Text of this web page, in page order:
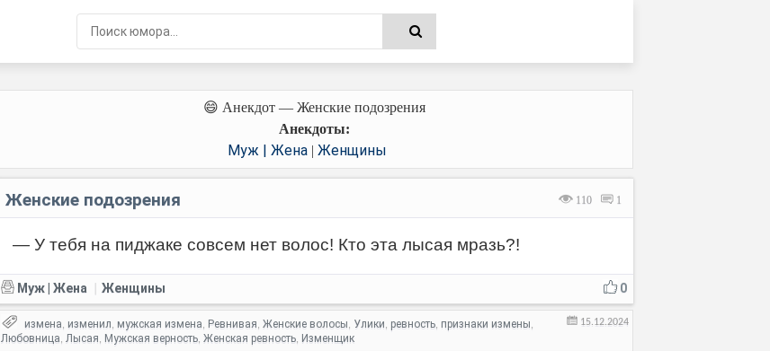
😄 Анекдот — Женские подозрения
Анекдоты:
Муж | Жена | Женщины
110 1
Женские подозрения
— У тебя на пиджаке совсем нет волос! Кто эта лысая мразь?!
0
Муж | Жена Женщины
15.12.2024
измена, изменил, мужская измена, Ревнивая, Женские волосы, Улики, ревность, признаки измены,
Любовница, Лысая, Мужская верность, Женская ревность, Изменщик